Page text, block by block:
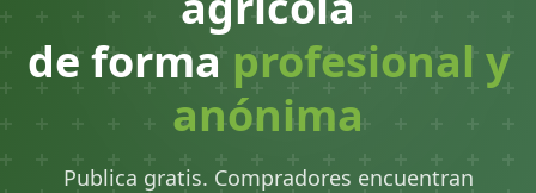
de forma profesional y
anónima
Publica gratis. Compradores encuentran